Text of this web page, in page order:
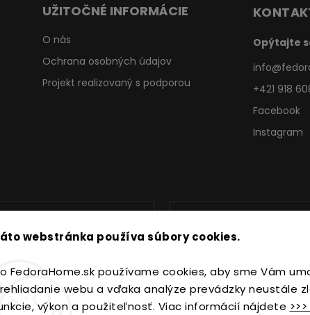
webstránka používa súbory cookies.
FedoraHome.sk používame cookies, aby sme Vám
webu a vďaka analýze prevádzky neustále
výkon a použiteľnosť. Viac informácií nájdete
UŽITOČNÉ INFORMÁCIE
O nás
Ochrana osobných údajov
Projekt realizovaný s podporou
Opýtajte
info@
+421 918
Facebook
Instagram